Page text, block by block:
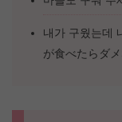
내가 구웠는데
が食べたらダメ